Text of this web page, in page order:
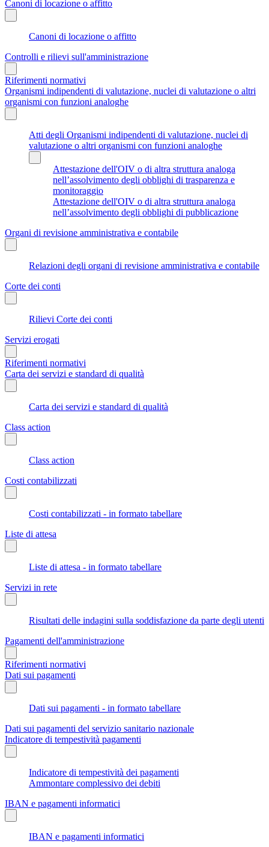
Canoni di locazione o affitto
Canoni di locazione o affitto
Controlli e rilievi sull'amministrazione
Riferimenti normativi
Organismi indipendenti di valutazione, nuclei di valutazione o altri
organismi con funzioni analoghe
Atti degli Organismi indipendenti di valutazione, nuclei di
valutazione o altri organismi con funzioni analoghe
Attestazione dell'OIV o di altra struttura analoga
nell’assolvimento degli obblighi di trasparenza e
monitoraggio
Attestazione dell'OIV o di altra struttura analoga
nell’assolvimento degli obblighi di pubblicazione
Organi di revisione amministrativa e contabile
Relazioni degli organi di revisione amministrativa e contabile
Corte dei conti
Rilievi Corte dei conti
Servizi erogati
Riferimenti normativi
Carta dei servizi e standard di qualità
Carta dei servizi e standard di qualità
Class action
Class action
Costi contabilizzati
Costi contabilizzati - in formato tabellare
Liste di attesa
Liste di attesa - in formato tabellare
Servizi in rete
Risultati delle indagini sulla soddisfazione da parte degli utenti
Pagamenti dell'amministrazione
Riferimenti normativi
Dati sui pagamenti
Dati sui pagamenti - in formato tabellare
Dati sui pagamenti del servizio sanitario nazionale
Indicatore di tempestività pagamenti
Indicatore di tempestività dei pagamenti
Ammontare complessivo dei debiti
IBAN e pagamenti informatici
IBAN e pagamenti informatici